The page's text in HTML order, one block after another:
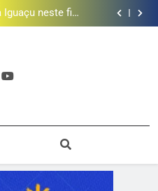
neste fim
de semana
de Dia dos
o BPC
neste fim
de Dia dos
ano na Baixada
o BPC